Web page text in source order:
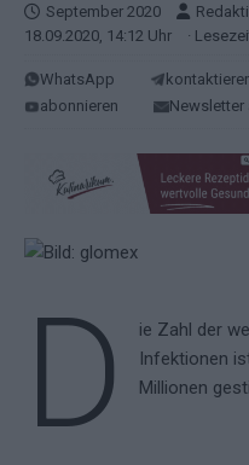
September 2020
18.09.2020, 14:12 Uhr
·
WhatsApp
abonnieren
Newsletter
D
ie Zahl der
Infektionen
Millionen